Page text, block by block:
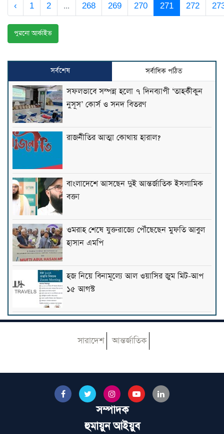
‹ 1 2 ... 268 269 270 271 272
পুরনো আর্কাইভ
সর্বশেষ সর্বাধিক পঠিত
সফলভাবে সম্পন্ন হলো ৭ দিনব্যাপী ‘তাহকীকুন
নুসূস’ কোর্স ও সনদ বিতরণ
রাজনীতির আত্মা কোথায় হারাল?
বাংলাদেশে আসছেন দুই আন্তর্জাতিক ইসলামিক
বক্তা
ওমরাহ শেষে যুক্তরাজ্যে পৌঁছেছেন মুফতি আবুল
হাসান এমপি
হজ নিয়ে বিনামূল্যে আল ওয়াসির জুম মিট-আপ
১৫ আগস্ট
ফাস্ট ফুডের নেতিবাচক প্রভাব দাম্পত্য জীবনেও
পড়তে পারে: মাওলানা তারিক জামিল
গ্যাস-বিদ্যুৎসহ জ্বালানি নিরাপত্তায় সরকার ব্যর্থ:
খেলাফত মজলিস
সারাদেশ আন্তর্জাতিক
সম্পাদক
হুমায়ুন আইয়ুব